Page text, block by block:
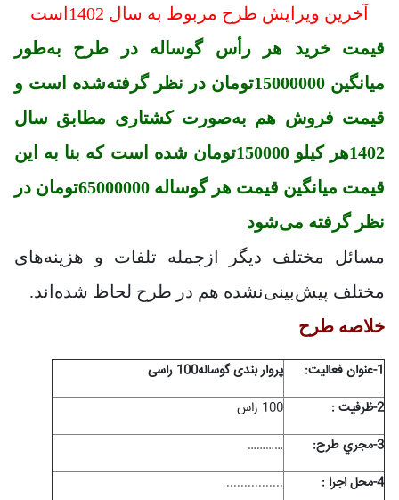
آخرین ویرایش طرح مربوط به سال 1402است
قیمت خرید هر رأس گوساله در طرح به‌طور
میانگین 15000000تومان در نظر گرفته‌شده است و
قیمت فروش هم به‌صورت کشتاری مطابق سال
1402هر کیلو 150000تومان شده است که بنا به این
قیمت میانگین قیمت هر گوساله 65000000تومان در
نظر گرفته می‌شود
مسائل مختلف دیگر ازجمله تلفات و هزینه‌های
مختلف پیش‌بینی‌نشده هم در طرح لحاظ شده‌اند.
خلاصه طرح
1-عنوان فعاليت:
پروار بندی گوساله100 راسی
2-ظرفيت :
100 راس
3-مجري طرح:
…………
4-محل اجرا :
..............
..